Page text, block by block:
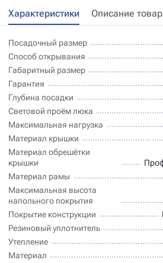
Характеристики Описание
Посадочный размер
Способ открывания
Габаритный размер
Гарантия
Глубина посадки
Световой проём люка
Максимальная нагрузка
Материал крышки
Материал обрешётки
крышки
Материал рамы
Максимальная высота
напольного покрытия
Покрытие конструкции
Резиновый уплотнитель
Утепление
Материал